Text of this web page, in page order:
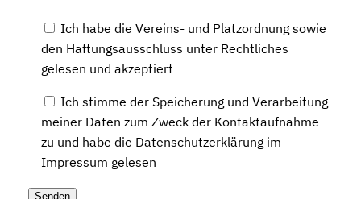
Ich habe die Vereins- und Platzordnung sowie
den Haftungsausschluss unter Rechtliches
gelesen und akzeptiert
Ich stimme der Speicherung und Verarbeitung
meiner Daten zum Zweck der Kontaktaufnahme
zu und habe die Datenschutzerklärung im
Impressum gelesen